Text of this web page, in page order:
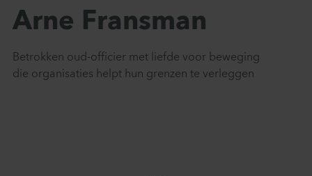
Arne Fransman
Betrokken oud-officier met liefde voor beweging
die organisaties helpt hun grenzen te verleggen